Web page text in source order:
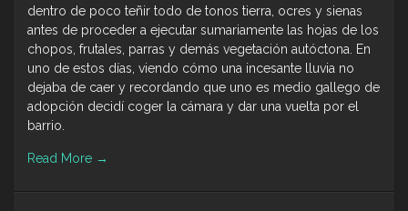
dentro de poco teñir todo de tonos tierra, ocres y sienas
antes de proceder a ejecutar sumariamente las hojas de los
chopos, frutales, parras y demás vegetación autóctona. En
uno de estos días, viendo cómo una incesante lluvia no
dejaba de caer y recordando que uno es medio gallego de
adopción decidí coger la cámara y dar una vuelta por el
barrio.
Read More →